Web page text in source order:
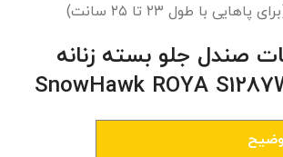
صندل جلو بسته زنانه